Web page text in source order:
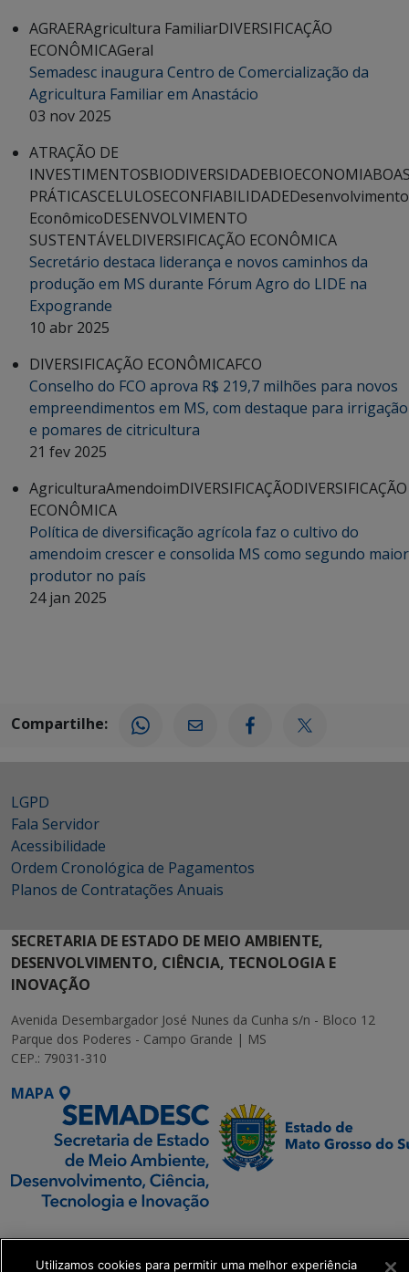
AGRAERAgricultura FamiliarDIVERSIFICAÇÃO
ECONÔMICAGeral
Semadesc inaugura Centro de Comercialização da
Agricultura Familiar em Anastácio
03 nov 2025
ATRAÇÃO DE
INVESTIMENTOSBIODIVERSIDADEBIOECONOMIA
PRÁTICASCELULOSECONFIABILIDADEDesenvolvimento
EconômicoDESENVOLVIMENTO
SUSTENTÁVELDIVERSIFICAÇÃO ECONÔMICA
Secretário destaca liderança e novos caminhos da
produção em MS durante Fórum Agro do LIDE na
Expogrande
10 abr 2025
DIVERSIFICAÇÃO ECONÔMICAFCO
Conselho do FCO aprova R$ 219,7 milhões para novos
empreendimentos em MS, com destaque para irrigação
e pomares de citricultura
21 fev 2025
AgriculturaAmendoimDIVERSIFICAÇÃODIVERSIFICAÇÃO
ECONÔMICA
Política de diversificação agrícola faz o cultivo do
amendoim crescer e consolida MS como segundo maior
produtor no país
24 jan 2025
Compartilhe:
LGPD
Fala Servidor
Acessibilidade
Ordem Cronológica de Pagamentos
Planos de Contratações Anuais
SECRETARIA DE ESTADO DE MEIO AMBIENTE,
DESENVOLVIMENTO, CIÊNCIA, TECNOLOGIA E
INOVAÇÃO
Avenida Desembargador José Nunes da Cunha s/n - Bloco 12
Parque dos Poderes - Campo Grande | MS
CEP.: 79031-310
MAPA
SETDIG | Secretaria-
Executiva de
Utilizamos cookies para permitir uma melhor experiência